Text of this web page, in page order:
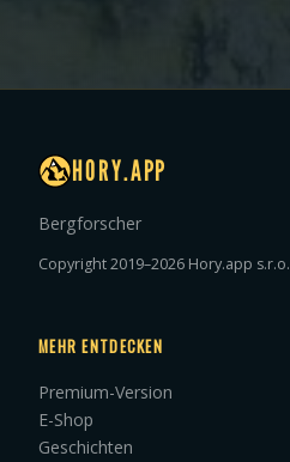
HORY.APP
Bergforscher
Copyright 2019–2026 Hory.app s.r.o.
MEHR ENTDECKEN
Premium-Version
E-Shop
Geschichten